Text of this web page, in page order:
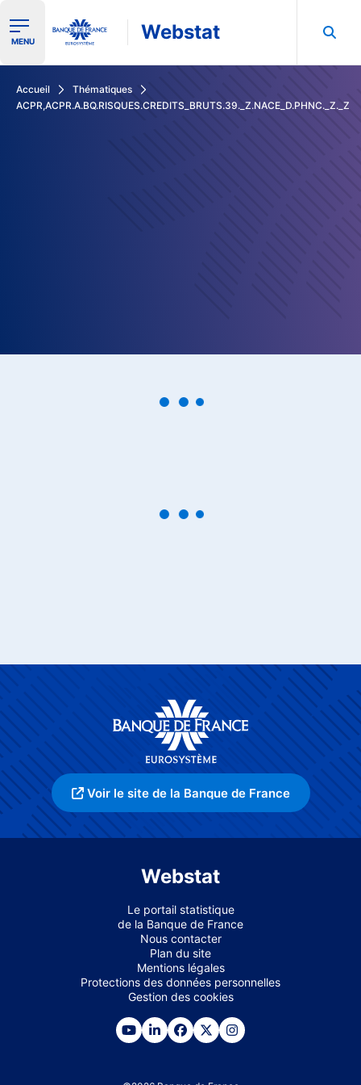
Ouvrir le menu de navigation
MENU Webstat
Accueil
Thématiques
ACPR,ACPR.A.BQ.RISQUES.CREDITS_BRUTS.39._Z.NACE_D.PHNC._Z._Z
Voir le site de la Banque de France
Webstat
Le portail statistique
de la Banque de France
Nous contacter
Plan du site
Mentions légales
Protections des données personnelles
Gestion des cookies